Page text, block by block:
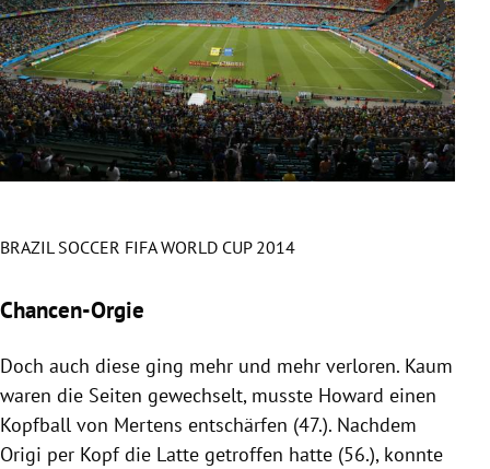
BRAZIL SOCCER FIFA WORLD CUP 2014
Chancen-Orgie
Doch auch diese ging mehr und mehr verloren. Kaum
waren die Seiten gewechselt, musste Howard einen
Kopfball von Mertens entschärfen (47.). Nachdem
Origi per Kopf die Latte getroffen hatte (56.), konnte